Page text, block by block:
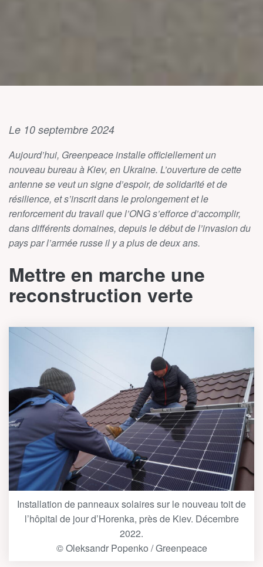
Le 10 septembre 2024
Aujourd’hui, Greenpeace installe officiellement un
nouveau bureau à Kiev, en Ukraine. L’ouverture de cette
antenne se veut un signe d’espoir, de solidarité et de
résilience, et s’inscrit dans le prolongement et le
renforcement du travail que l’ONG s’efforce d’accomplir,
dans différents domaines, depuis le début de l’invasion du
pays par l’armée russe il y a plus de deux ans.
Mettre en marche une
reconstruction verte
Installation de panneaux solaires sur le nouveau toit de
l’hôpital de jour d’Horenka, près de Kiev. Décembre
2022.
© Oleksandr Popenko / Greenpeace